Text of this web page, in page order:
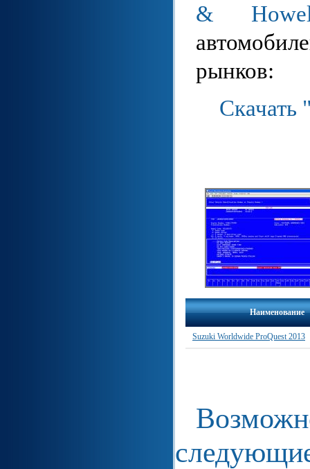
&
рынков:
Скачать
Наименование
Suzuki Worldwide ProQuest 2013